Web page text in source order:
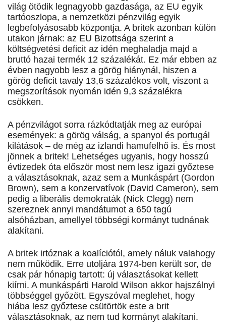
világ ötödik legnagyobb gazdasága, az EU egyik
tartóoszlopa, a nemzetközi pénzvilág egyik
legbefolyásosabb központja. A britek azonban külön
utakon járnak: az EU Bizottsága szerint a
költségvetési deficit az idén meghaladja majd a
bruttó hazai termék 12 százalékát. Ez már ebben az
évben nagyobb lesz a görög hiánynál, hiszen a
görög deficit tavaly 13,6 százalékos volt, viszont a
megszorítások nyomán idén 9,3 százalékra
csökken.
A pénzvilágot sorra rázkódtatják meg az európai
események: a görög válság, a spanyol és portugál
kilátások – de még az izlandi hamufelhő is. És most
jönnek a britek! Lehetséges ugyanis, hogy hosszú
évtizedek óta először most nem lesz igazi győztese
a választásoknak, azaz sem a Munkáspárt (Gordon
Brown), sem a konzervatívok (David Cameron), sem
pedig a liberális demokraták (Nick Clegg) nem
szereznek annyi mandátumot a 650 tagú
alsóházban, amellyel többségi kormányt tudnának
alakítani.
A britek irtóznak a koalíciótól, amely náluk valahogy
nem működik. Erre utoljára 1974-ben került sor, de
csak pár hónapig tartott: új választásokat kellett
kiírni. A munkáspárti Harold Wilson akkor hajszálnyi
többséggel győzött. Egyszóval meglehet, hogy
hiába lesz győztese csütörtök este a brit
választásoknak, az nem tud kormányt alakítani.